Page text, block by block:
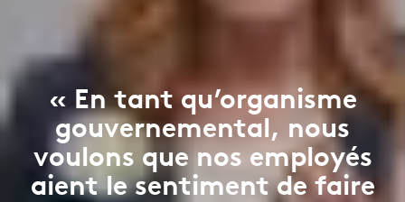
« En tant qu’organisme
gouvernemental, nous
voulons que nos employés
aient le sentiment de faire